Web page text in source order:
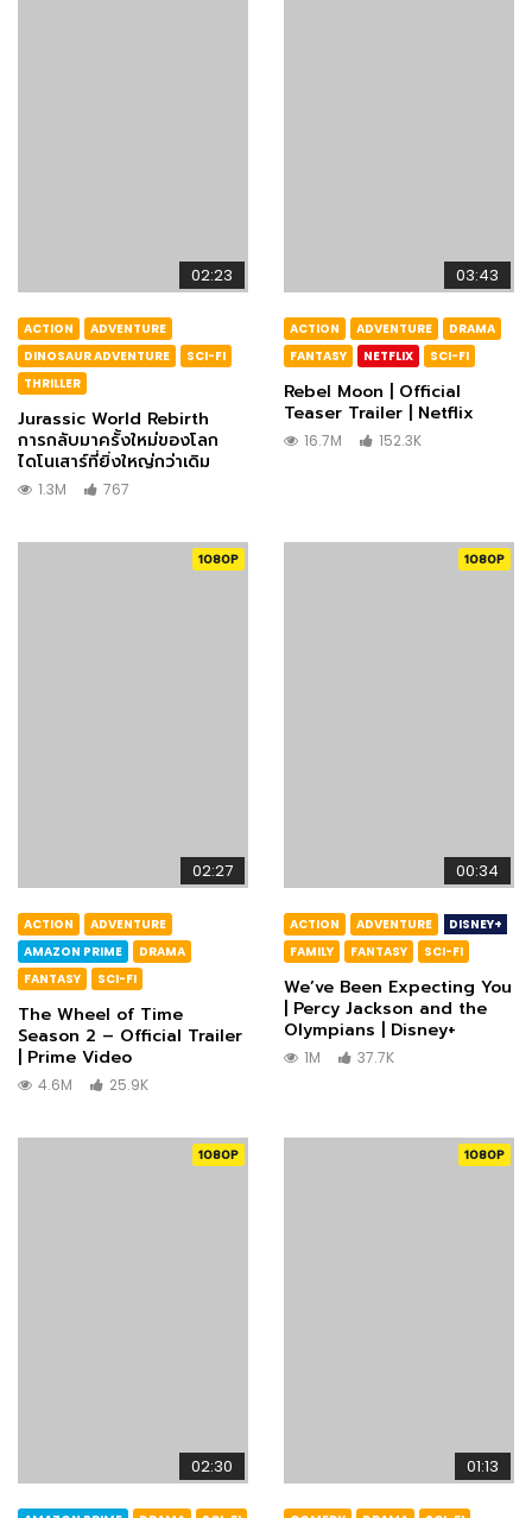
02:23
ACTION
ADVENTURE
DINOSAUR ADVENTURE
SCI-FI
THRILLER
Jurassic World Rebirth
การกลับมาครั้งใหม่ของโลก
ไดโนเสาร์ที่ยิ่งใหญ่กว่าเดิม
1.3M 767
03:43
ACTION ADVENTURE
DRAMA
FANTASY
NETFLIX SCI-FI
Rebel Moon | Official
Teaser Trailer | Netflix
16.7M 152.3K
1080P
02:27
ACTION
ADVENTURE
AMAZON PRIME
DRAMA
FANTASY
SCI-FI
The Wheel of Time
Season 2 – Official Trailer
| Prime Video
4.6M 25.9K
1080P
00:34
ACTION ADVENTURE
DISNEY+
FAMILY
FANTASY SCI-FI
We’ve Been Expecting You
| Percy Jackson and the
Olympians | Disney+
1M 37.7K
1080P
02:30
1080P
01:13